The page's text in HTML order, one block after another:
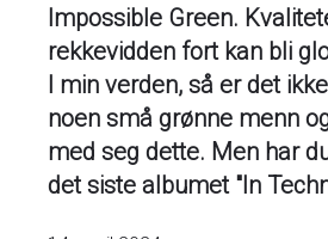
Impossible Green.
rekkevidden fort kan bli
I min verden, så er det
noen små grønne menn
med seg dette. Men har
det siste albumet "In